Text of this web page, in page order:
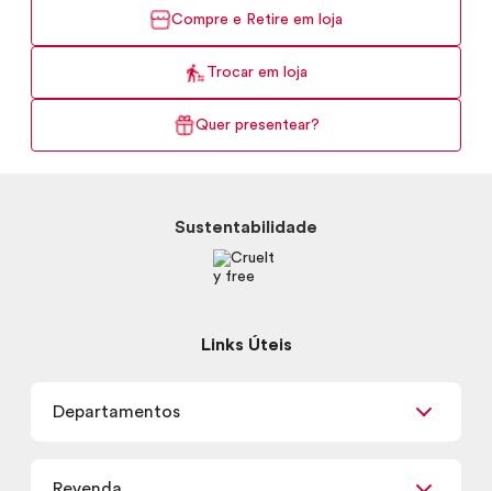
Compre e Retire em loja
Trocar em loja
Quer presentear?
Sustentabilidade
Links Úteis
Departamentos